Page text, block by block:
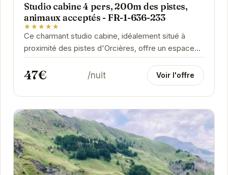
Studio cabine 4 pers, 200m des pistes,
animaux acceptés - FR-1-636-233
★★★★★
Ce charmant studio cabine, idéalement situé à
proximité des pistes d'Orcières, offre un espace
confortable pour 4 personnes. L'accueil des...
47€ /nuit Voir l'offre